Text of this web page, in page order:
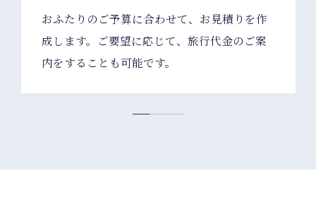
おふたりのご予算に合わせて、お見積りを作
成します。ご要望に応じて、旅行代金のご案
内をすることも可能です。